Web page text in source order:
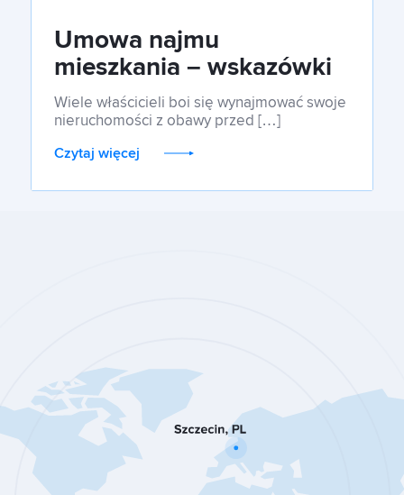
Umowa najmu
mieszkania – wskazówki
dla wynajmującego
Wiele właścicieli boi się wynajmować swoje
nieruchomości z obawy przed […]
Czytaj więcej